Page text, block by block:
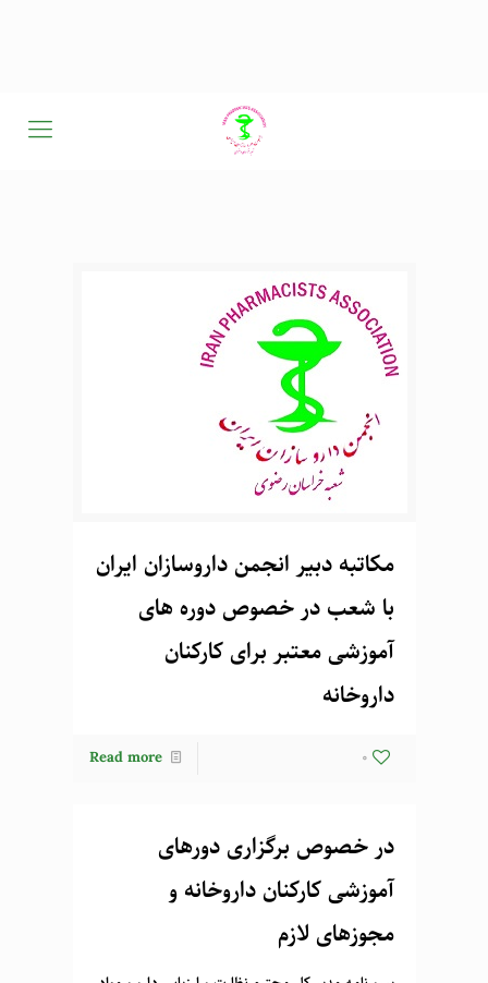
مکاتبه دبیر انجمن داروسازان ایران
با شعب در خصوص دوره های
آموزشی معتبر برای کارکنان
داروخانه
0
Read more
در خصوص برگزاری دورهای
آموزشی کارکنان داروخانه و
مجوزهای لازم